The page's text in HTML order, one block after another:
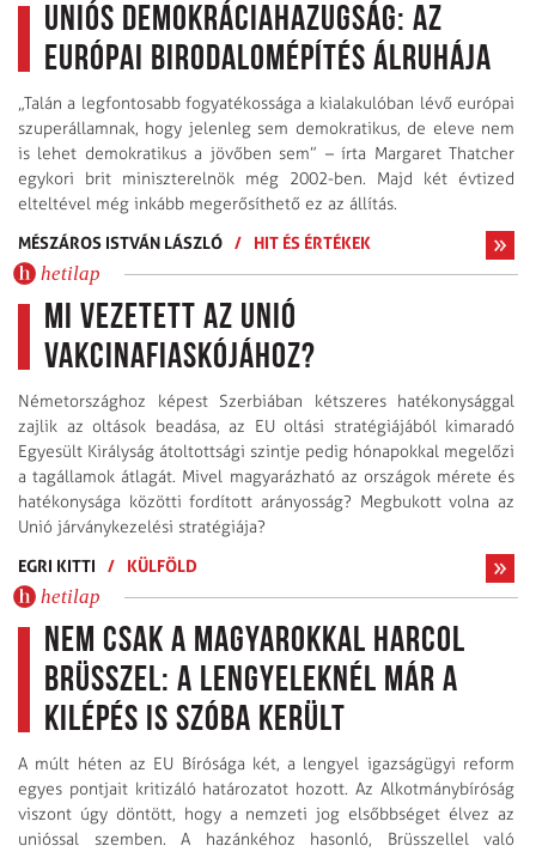
Uniós demokráciahazugság: az
európai birodalomépítés álruhája
„Talán a legfontosabb fogyatékossága a kialakulóban lévő európai
szuperállamnak, hogy jelenleg sem demokratikus, de eleve nem
is lehet demokratikus a jövőben sem” – írta Margaret Thatcher
egykori brit miniszterelnök még 2002-ben. Majd két évtized
elteltével még inkább megerősíthető ez az állítás.
MÉSZÁROS ISTVÁN LÁSZLÓ / HIT ÉS ÉRTÉKEK
hetilap
Mi vezetett az Unió
vakcinafiaskójához?
Németországhoz képest Szerbiában kétszeres hatékonysággal
zajlik az oltások beadása, az EU oltási stratégiájából kimaradó
Egyesült Királyság átoltottsági szintje pedig hónapokkal megelőzi
a tagállamok átlagát. Mivel magyarázható az országok mérete és
hatékonysága közötti fordított arányosság? Megbukott volna az
Unió járványkezelési stratégiája?
EGRI KITTI
/ KÜLFÖLD
hetilap
Nem csak a magyarokkal harcol
Brüsszel: a lengyeleknél már a
kilépés is szóba került
A múlt héten az EU Bírósága két, a lengyel igazságügyi reform
egyes pontjait kritizáló határozatot hozott. Az Alkotmánybíróság
viszont úgy döntött, hogy a nemzeti jog elsőbbséget élvez az
unióssal szemben. A hazánkéhoz hasonló, Brüsszellel való